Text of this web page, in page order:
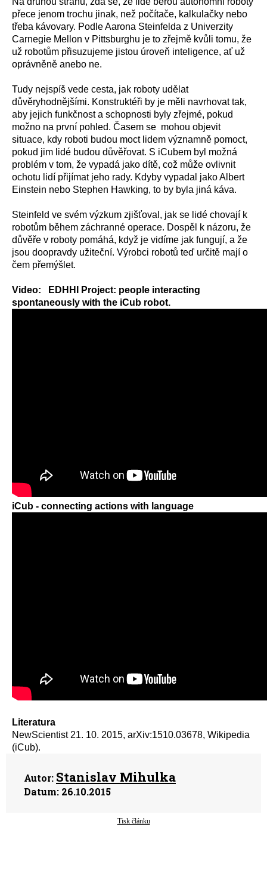
přece jenom trochu jinak, než počítače, kalkulačky nebo
třeba kávovary. Podle Aarona Steinfelda z Univerzity
Carnegie Mellon v Pittsburghu je to zřejmě kvůli tomu, že
už robotům přisuzujeme jistou úroveň inteligence, ať už
oprávněně anebo ne.
Tudy nejspíš vede cesta, jak roboty udělat
důvěryhodnějšími. Konstruktéři by je měli navrhovat tak,
aby jejich funkčnost a schopnosti byly zřejmé, pokud
možno na první pohled. Časem se mohou objevit
situace, kdy roboti budou moct lidem významně pomoct,
pokud jim lidé budou důvěřovat. S iCubem byl možná
problém v tom, že vypadá jako dítě, což může ovlivnit
ochotu lidí přijímat jeho rady. Kdyby vypadal jako Albert
Einstein nebo Stephen Hawking, to by byla jiná káva.
Steinfeld ve svém výzkum zjišťoval, jak se lidé chovají k
robotům během záchranné operace. Dospěl k názoru, že
důvěře v roboty pomáhá, když je vidíme jak fungují, a že
jsou doopravdy užiteční. Výrobci robotů teď určitě mají o
čem přemýšlet.
Video: EDHHI Project: people interacting
spontaneously with the iCub robot.
iCub - connecting actions with language
Literatura
NewScientist 21. 10. 2015, arXiv:1510.03678, Wikipedia
(iCub).
Autor: Stanislav Mihulka
Datum: 26.10.2015
Tisk článku